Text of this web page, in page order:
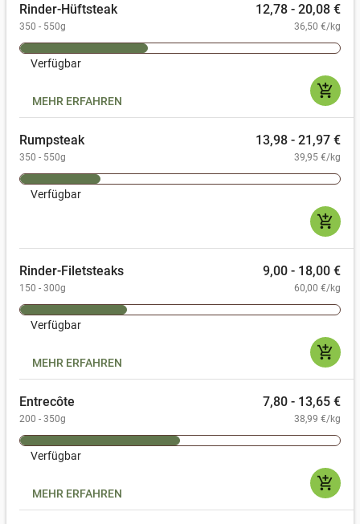
Rinder-Hüftsteak 12,78 - 20,08 €
350 - 550g 36,50 €/kg
Verfügbar
add_shopping_cart
MEHR ERFAHREN
Rumpsteak 13,98 - 21,97 €
350 - 550g 39,95 €/kg
Verfügbar
add_shopping_cart
Rinder-Filetsteaks 9,00 - 18,00 €
150 - 300g 60,00 €/kg
Verfügbar
add_shopping_cart
MEHR ERFAHREN
Entrecôte 7,80 - 13,65 €
200 - 350g 38,99 €/kg
Verfügbar
add_shopping_cart
MEHR ERFAHREN